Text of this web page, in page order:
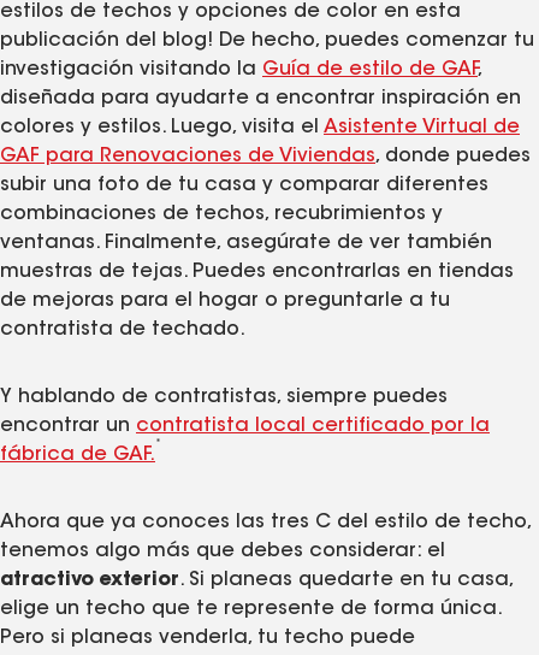
estilos de techos y opciones de color en esta
publicación del blog! De hecho, puedes comenzar tu
investigación visitando la Guía de estilo de GAF,
diseñada para ayudarte a encontrar inspiración en
colores y estilos. Luego, visita el Asistente Virtual de
GAF para Renovaciones de Viviendas, donde puedes
subir una foto de tu casa y comparar diferentes
combinaciones de techos, recubrimientos y
ventanas. Finalmente, asegúrate de ver también
muestras de tejas. Puedes encontrarlas en tiendas
de mejoras para el hogar o preguntarle a tu
contratista de techado.
Y hablando de contratistas, siempre puedes
encontrar un contratista local certificado por la
fábrica de GAF.
*
Ahora que ya conoces las tres C del estilo de techo,
tenemos algo más que debes considerar: el
atractivo exterior. Si planeas quedarte en tu casa,
elige un techo que te represente de forma única.
Pero si planeas venderla, tu techo puede